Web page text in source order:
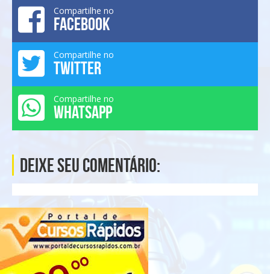
Compartilhe no
FACEBOOK
Compartilhe no
TWITTER
Compartilhe no
WHATSAPP
Deixe seu comentário: